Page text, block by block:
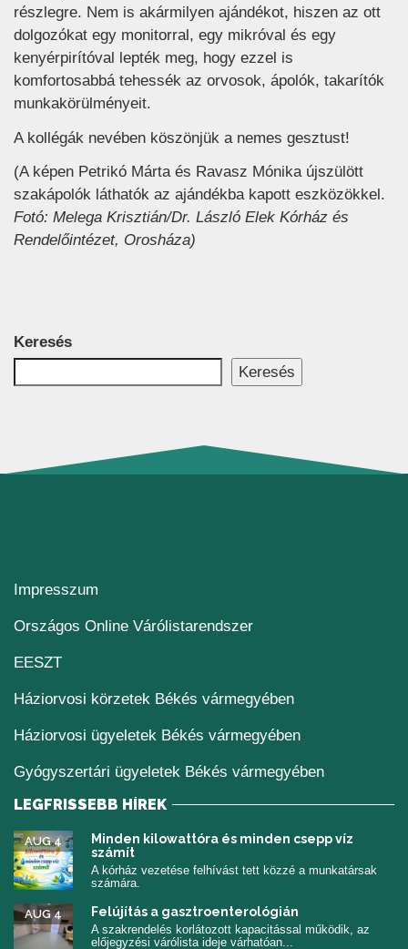
részlegre. Nem is akármilyen ajándékot, hiszen az ott
dolgozókat egy monitorral, egy mikróval és egy
kenyérpirítóval lepték meg, hogy ezzel is
komfortosabbá tehessék az orvosok, ápolók, takarítók
munkakörülményeit.
A kollégák nevében köszönjük a nemes gesztust!
(A képen Petrikó Márta és Ravasz Mónika újszülött
szakápolók láthatók az ajándékba kapott eszközökkel.
Fotó: Melega Krisztián/Dr. László Elek Kórház és
Rendelőintézet, Orosháza)
Keresés
Keresés
Impresszum
Országos Online Várólistarendszer(új ablakban nyílik
EESZT(új ablakban nyílik meg)
Háziorvosi körzetek Békés vármegyében
Háziorvosi ügyeletek Békés vármegyében
Gyógyszertári ügyeletek Békés vármegyében
LEGFRISSEBB HÍREK
Minden kilowattóra és minden csepp víz
számít
AUG 4
A kórház vezetése felhívást tett közzé a munkatársak
számára.
Felújítás a gasztroenterológián
AUG 4
A szakrendelés korlátozott kapacitással működik, az
előjegyzési várólista ideje várhatóan...